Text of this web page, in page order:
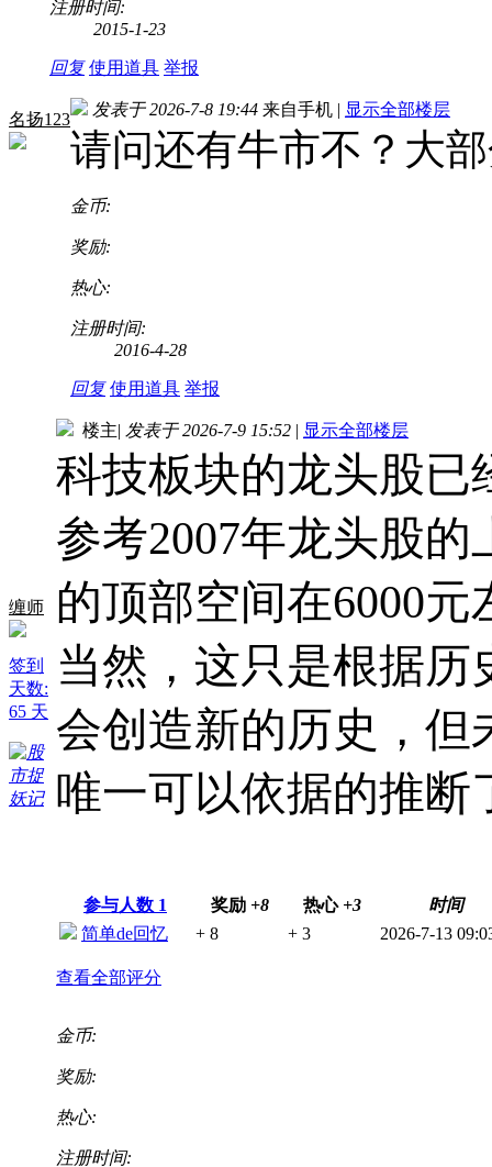
注册时间:
2015-1-23
回复 使用道具 举报
名扬123
发表于 2026-7-8 19:44 来自手机 | 显示全部楼层
请问还有牛市不？大
金币:
奖励:
热心:
注册时间:
2016-4-28
回复 使用道具 举报
缠师
签到
天数:
65 天
楼主| 发表于 2026-7-9 15:52 | 显示全部楼层
科技板块的龙头股已
参考2007年龙头股
的顶部空间在6000元
当然，这只是根据
会创造新的历史，但
唯一可以依据的推断
参与人数 1 奖励 +8 热心 +3
时间
简单de回忆
+ 8 + 3 2026-7-13
查看全部评分
金币:
奖励:
热心:
注册时间: